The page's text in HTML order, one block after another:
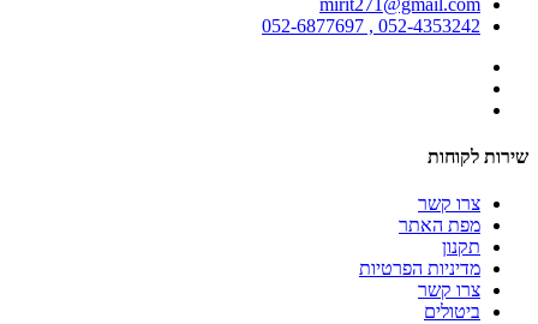
052-4353242 , 052-6877697
שירות לקוחות
צרו קשר
מפת האתר
תקנון
מדיניות הפרטיות
צרו קשר
ביטולים